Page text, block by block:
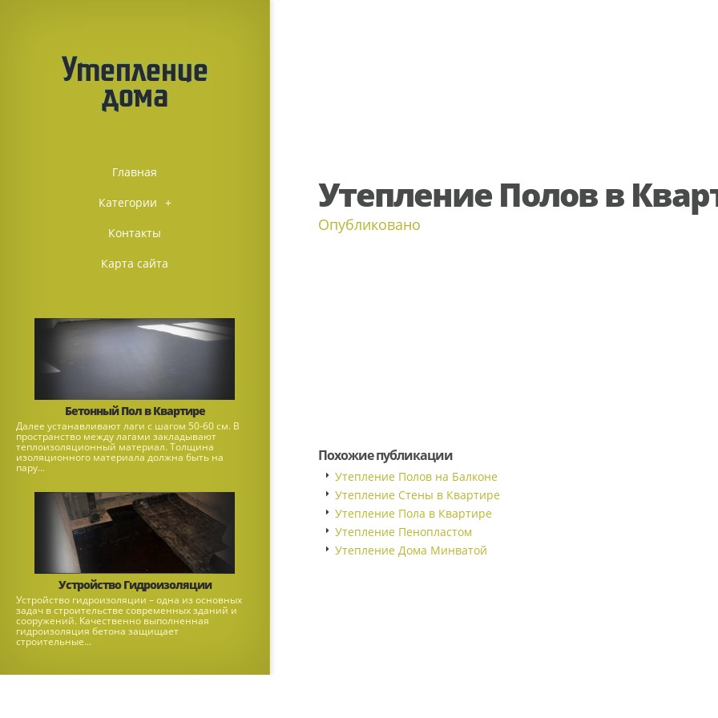
Главная
Категории +
Контакты
Карта сайта
Бетонный Пол в Квартире
Далее устанавливают лаги с шагом 50-60 см. В
пространство между лагами закладывают
теплоизоляционный материал. Толщина
изоляционного материала должна быть на
пару...
Устройство Гидроизоляции
Устройство гидроизоляции – одна из основных
задач в строительстве современных зданий и
сооружений. Качественно выполненная
гидроизоляция бетона защищает
строительные...
Утепление Полов в
Опубликовано
Похожие публикации
Утепление Полов на Балконе
Утепление Стены в Квартире
Утепление Пола в Квартире
Утепление Пенопластом
Утепление Дома Минватой